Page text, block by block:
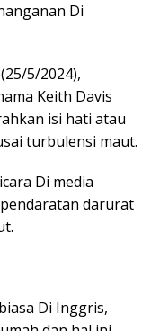
Di
5/2024),
Keith Davis
isi hati atau
turbulensi maut.
Di media
darurat
Di Inggris,